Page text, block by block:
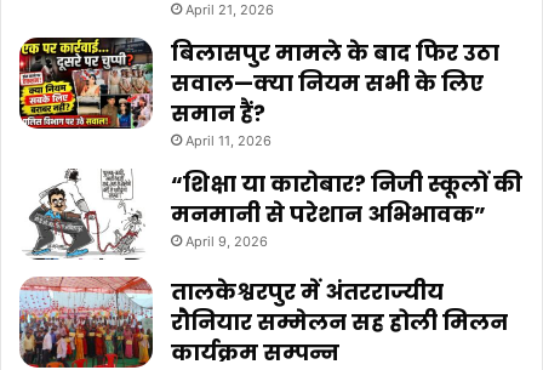
April 21, 2026
बिलासपुर मामले के बाद फिर उठा
सवाल—क्या नियम सभी के लिए
समान हैं?
April 11, 2026
“शिक्षा या कारोबार? निजी स्कूलों की
मनमानी से परेशान अभिभावक”
April 9, 2026
तालकेश्वरपुर में अंतरराज्यीय
रौनियार सम्मेलन सह होली मिलन
कार्यक्रम सम्पन्न